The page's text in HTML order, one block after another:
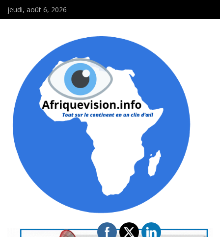
jeudi, août 6, 2026